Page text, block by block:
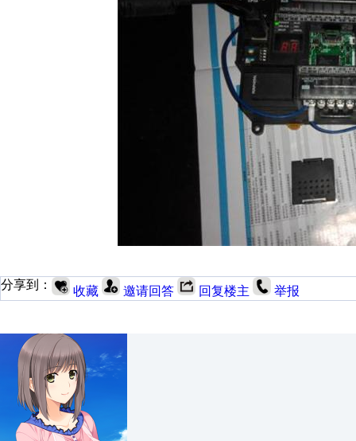
分享到： 收藏 邀请回答 回复楼主 举报